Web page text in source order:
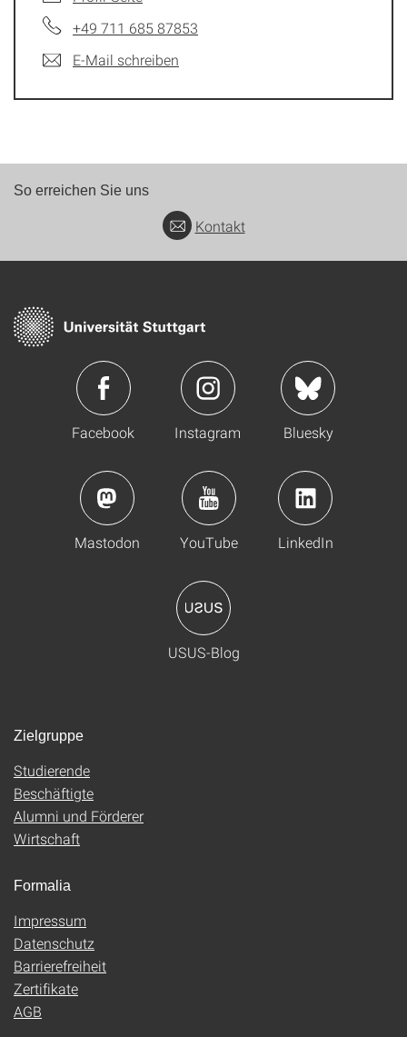
+49 711 685 87853
E-Mail schreiben
So erreichen Sie uns
Kontakt
Facebook Instagram Bluesky
Mastodon YouTube LinkedIn
USUS-Blog
Zielgruppe
Studierende
Beschäftigte
Alumni und Förderer
Wirtschaft
Formalia
Impressum
Datenschutz
Barrierefreiheit
Zertifikate
AGB